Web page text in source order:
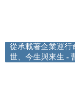
從承載著企業運行
世、今生與來生 -